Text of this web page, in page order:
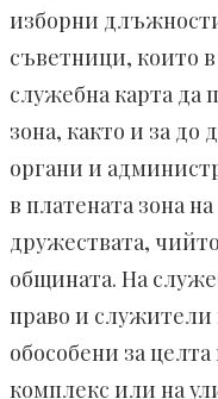
изборни
съветници, които
служебна карта да
зона, както и за
органи и
в платената зона
дружествата,
общината. На
право и служители
обособени за
комплекс или на